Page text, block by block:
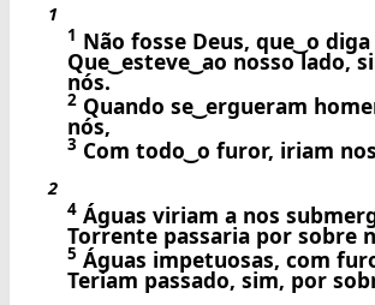
1
1 Não fosse Deus, que ͜ o
Que ͜ esteve ͜ ao nosso lado,
nós.
2 Quando se ͜ ergueram
nós,
3 Com todo ͜ o furor, iriam
2
4 Águas viriam a nos
Torrente passaria por sobre
5 Águas impetuosas, com
Teriam passado, sim, por